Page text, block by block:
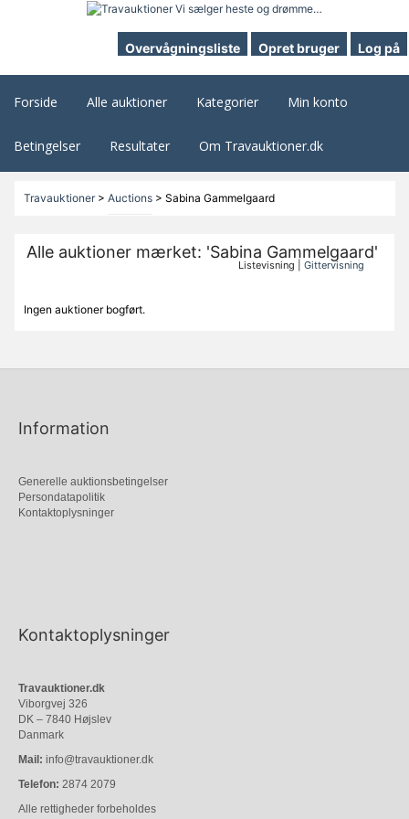
Overvågningsliste Opret bruger Log på
Forside Alle auktioner Kategorier Min konto
Betingelser Resultater Om Travauktioner.dk
Travauktioner> Auctions> Sabina Gammelgaard
Alle auktioner mærket: 'Sabina Gammelgaard'
Listevisning |Gittervisning
Ingen auktioner bogført.
Information
Generelle auktionsbetingelser
Persondatapolitik
Kontaktoplysninger
Kontaktoplysninger
Travauktioner.dk
Viborgvej 326
DK – 7840 Højslev
Danmark
Mail: info@travauktioner.dk
Telefon: 2874 2079
Alle rettigheder forbeholdes